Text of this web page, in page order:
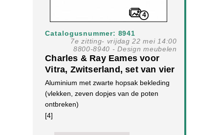
4
Catalogusnummer: 8941
7e zitting- vrijdag 22 mei 14:00
8800-8940 - Design meubelen
Charles & Ray Eames voor
Vitra, Zwitserland, set van vier
EA 106 eetkamerstoelen,
ontwerp 1958.
Aluminium met zwarte hopsak bekleding
(vlekken, zeven dopjes van de poten
ontbreken)
[4]